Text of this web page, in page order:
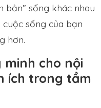
bản” sống khác nhau
sống của bạn
hơn.
cho nội
ích trong tầm